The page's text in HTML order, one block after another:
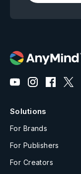
Solutions
For Brands
For Publishers
For Creators